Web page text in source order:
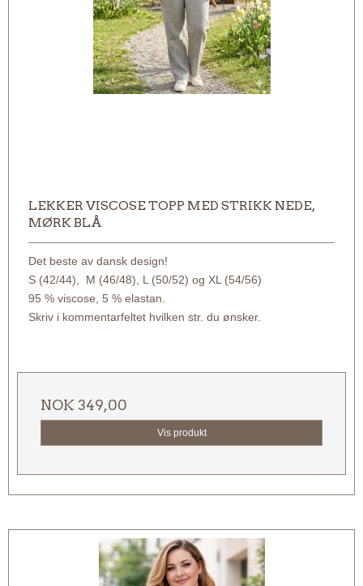
LEKKER VISCOSE TOPP MED STRIKK NEDE,
MØRK BLÅ
Det beste av dansk design!
S (42/44), M (46/48), L (50/52) og XL (54/56)
95 % viscose, 5 % elastan.
Skriv i kommentarfeltet hvilken str. du ønsker.
NOK 349,00
Vis produkt